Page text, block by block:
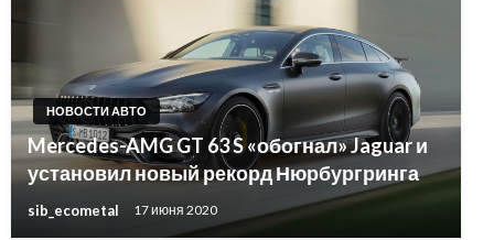
НОВОСТИ АВТО
Mercedes-AMG GT 63 S «обогнал» Jaguar и
установил новый рекорд Нюрбургринга
sib_ecometal 17 июня 2020